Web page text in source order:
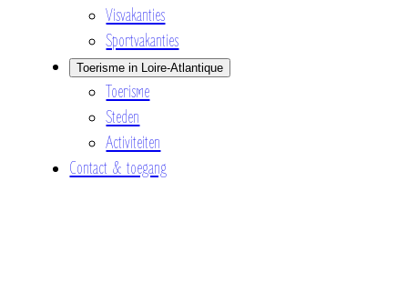
Visvakanties
Sportvakanties
Toerisme in Loire-Atlantique
Toerisme
Steden
Activiteiten
Contact & toegang